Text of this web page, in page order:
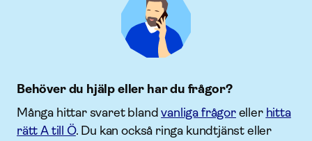
Behöver du hjälp eller har du frågor?
Många hittar svaret blandvanliga frågoreller hitta
rätt A till Ö. Du kan också ringa kundtjänst eller